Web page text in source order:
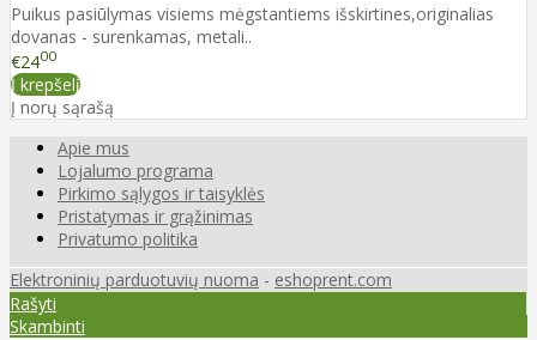
Puikus pasiūlymas visiems mėgstantiems išskirtines,originalias
dovanas - surenkamas, metali..
€2400
Į krepšelį
Į norų sąrašą
Apie mus
Lojalumo programa
Pirkimo sąlygos ir taisyklės
Pristatymas ir grąžinimas
Privatumo politika
Elektroninių parduotuvių nuoma - eshoprent.com
Rašyti
Skambinti